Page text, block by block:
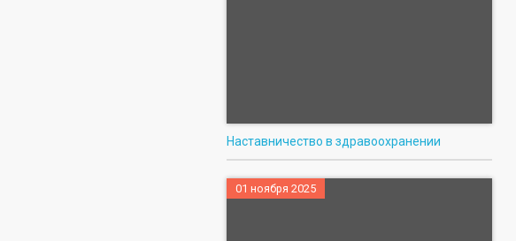
Наставничество в здравоохранении
01 ноября 2025